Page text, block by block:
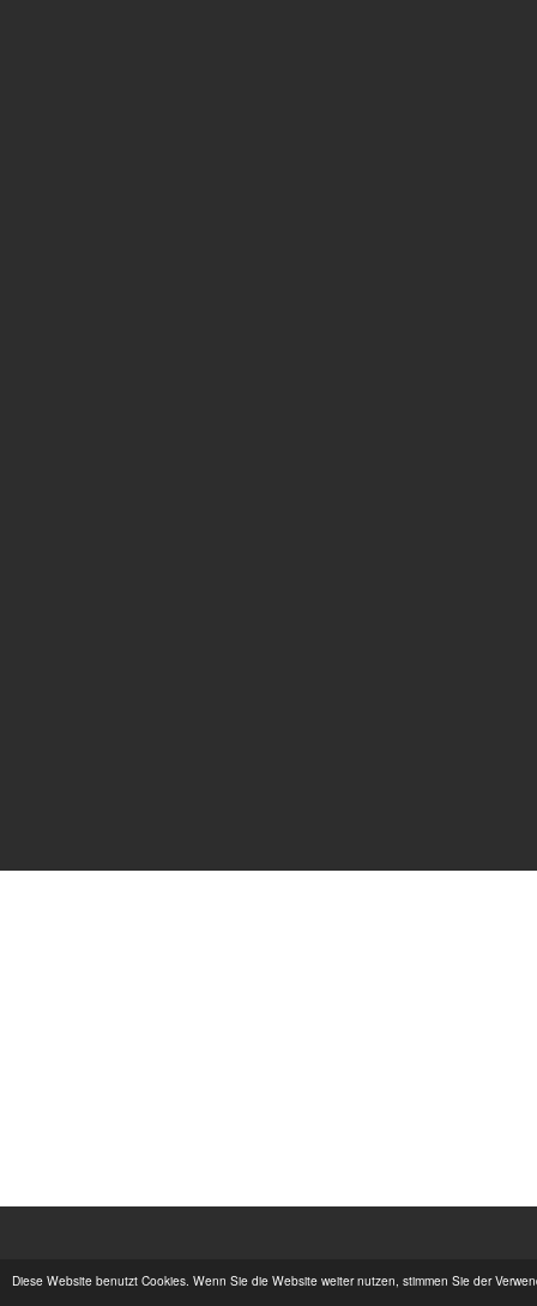
Diese Website benutzt Cookies. Wenn Sie die Website weiter nutzen, stimmen Sie der